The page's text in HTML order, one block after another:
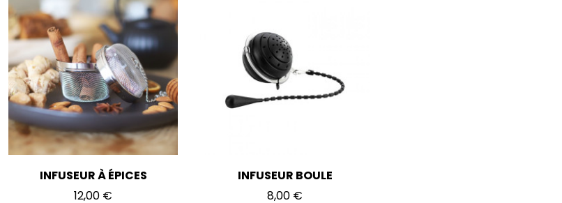
INFUSEUR À ÉPICES
Prix
12,00 €
INFUSEUR BOULE
Prix
8,00 €